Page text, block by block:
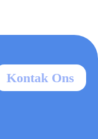
Kontak Ons